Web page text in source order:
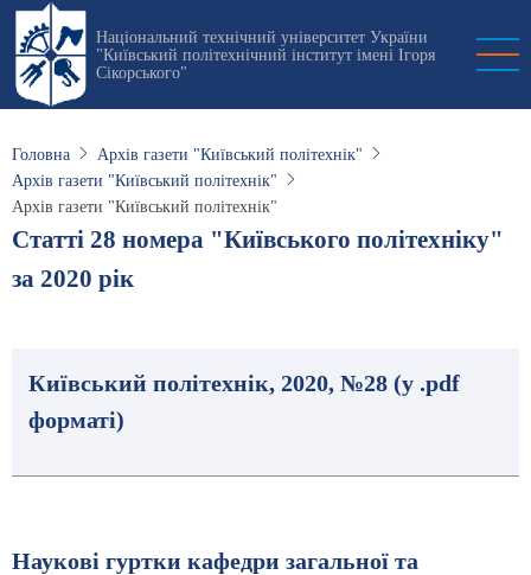
Перейти
основного
вмісту
Національний технічний університет України
"Київський політехнічний інститут імені Ігоря
Сікорського"
Головна
Архів газети "Київський політехнік"
Архів газети "Київський політехнік"
Архів газети "Київський політехнік"
Статті 28 номера "Київського політехніку"
за 2020 рік
Київський політехнік, 2020, №28 (у .pdf
форматі)
Наукові гуртки кафедри загальної та